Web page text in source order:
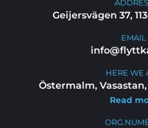
Geijersvägen 37,
EMAIL
HERE WE
Östermalm,
Read